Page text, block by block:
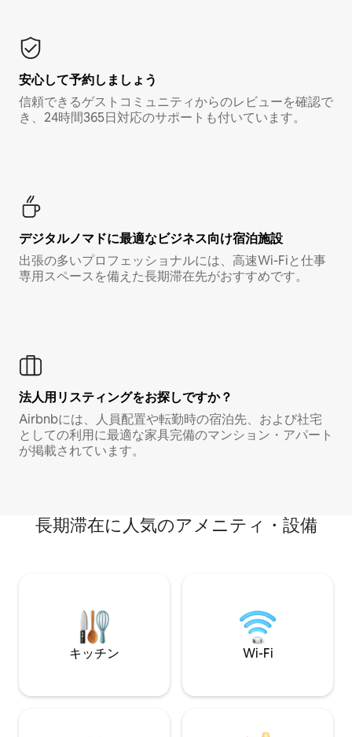
安心して予約しましょう
信頼できるゲストコミュニティからのレビューを確認で
き、24時間365日対応のサポートも付いています。
デジタルノマド⁠に最⁠適⁠なビ⁠ジ⁠ネ⁠ス⁠向⁠け宿⁠泊⁠施⁠設
出張の多いプロフェッショナルには、高速Wi-Fiと仕事
専用スペースを備えた長期滞在先がおすすめです。
法人用リスティングをお探しですか？
Airbnbには、人員配置や転勤時の宿泊先、および社宅
としての利用に最適な家具完備のマンション・アパート
が掲載されています。
長期滞在に人気のアメニティ・設備
キッチン Wi-Fi